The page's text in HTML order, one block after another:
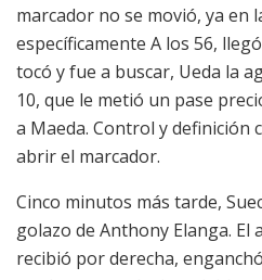
marcador no se movió, ya en
específicamente A los 56,
tocó y fue a buscar, Ueda la
10, que le metió un pase
a Maeda. Control y definición
abrir el marcador.
Cinco minutos más tarde,
golazo de Anthony Elanga. El
recibió por derecha,